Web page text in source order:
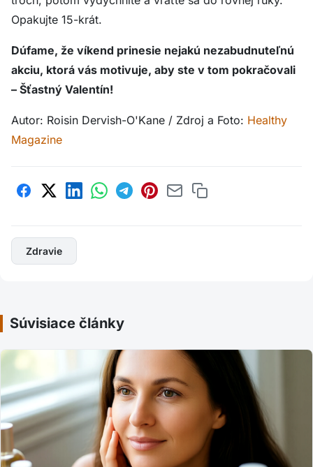
Opakujte 15-krát.
Dúfame, že víkend prinesie nejakú nezabudnuteľnú
akciu, ktorá vás motivuje, aby ste v tom pokračovali
– Šťastný Valentín!
Autor: Roisin Dervish-O'Kane / Zdroj a Foto: Healthy
Magazine
Zdravie
Súvisiace články